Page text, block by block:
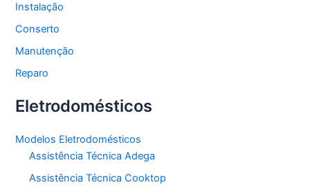
Instalação
Conserto
Manutenção
Reparo
Eletrodomésticos
Modelos Eletrodomésticos
Assistência Técnica Adega
Assistência Técnica Cooktop